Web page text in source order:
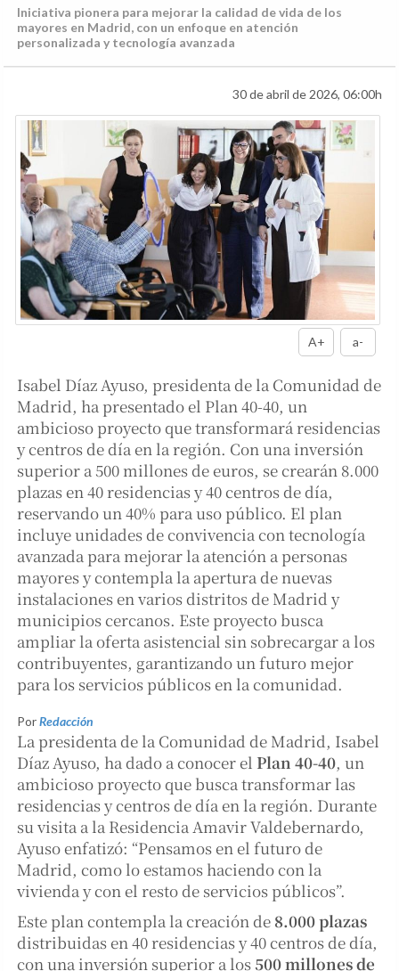
Iniciativa pionera para mejorar la calidad de vida de los
mayores en Madrid, con un enfoque en atención
personalizada y tecnología avanzada
30 de abril de 2026, 06:00h
A+ a-
Isabel Díaz Ayuso, presidenta de la Comunidad de
Madrid, ha presentado el Plan 40-40, un
ambicioso proyecto que transformará residencias
y centros de día en la región. Con una inversión
superior a 500 millones de euros, se crearán 8.000
plazas en 40 residencias y 40 centros de día,
reservando un 40% para uso público. El plan
incluye unidades de convivencia con tecnología
avanzada para mejorar la atención a personas
mayores y contempla la apertura de nuevas
instalaciones en varios distritos de Madrid y
municipios cercanos. Este proyecto busca
ampliar la oferta asistencial sin sobrecargar a los
contribuyentes, garantizando un futuro mejor
para los servicios públicos en la comunidad.
PorRedacción
La presidenta de la Comunidad de Madrid, Isabel
Díaz Ayuso, ha dado a conocer el Plan 40-40, un
ambicioso proyecto que busca transformar las
residencias y centros de día en la región. Durante
su visita a la Residencia Amavir Valdebernardo,
Ayuso enfatizó: “Pensamos en el futuro de
Madrid, como lo estamos haciendo con la
vivienda y con el resto de servicios públicos”.
Este plan contempla la creación de 8.000 plazas
distribuidas en 40 residencias y 40 centros de día,
con una inversión superior a los 500 millones de